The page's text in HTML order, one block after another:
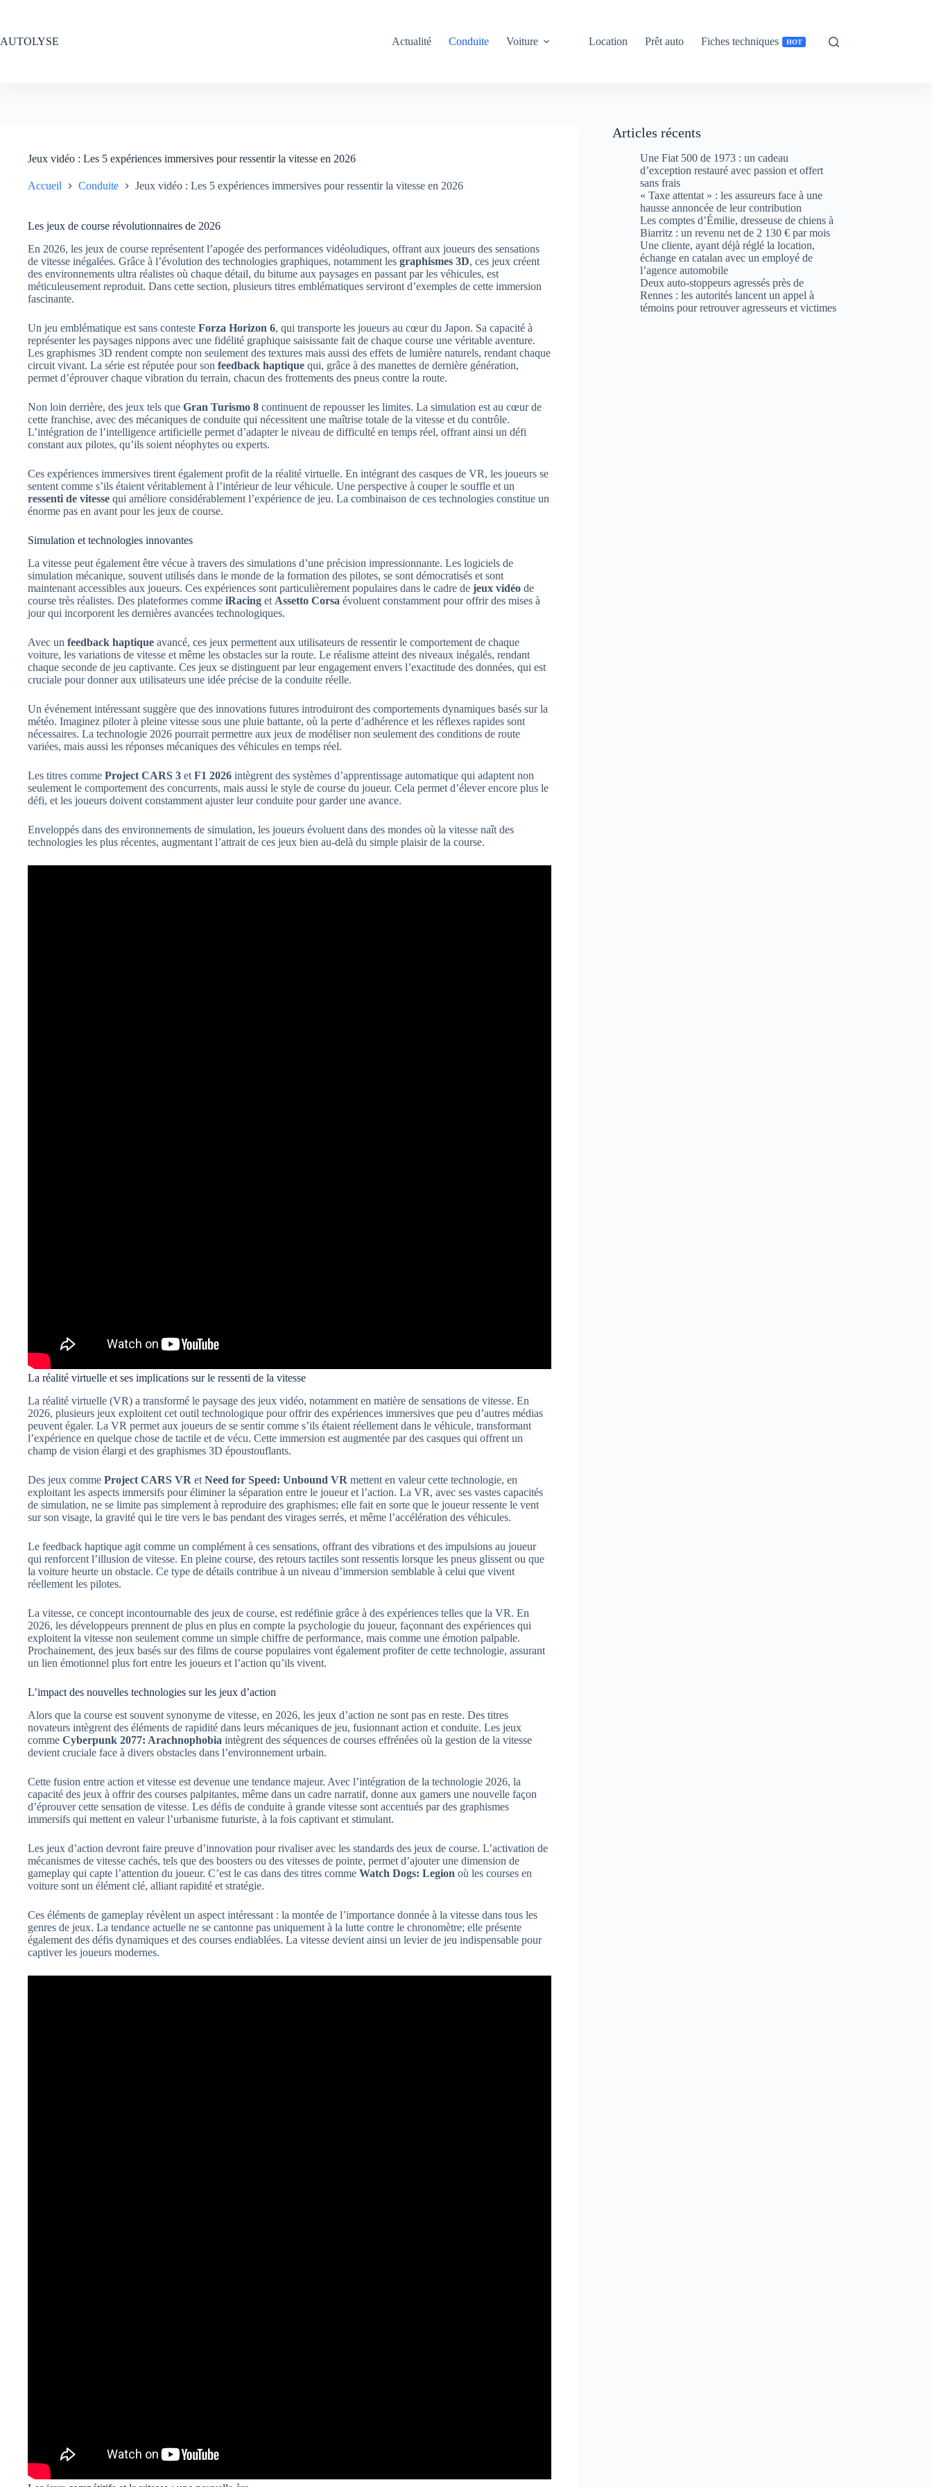
AUTOLYSE
Actualité Conduite Voiture Location Prêt auto Fiches techniques HOT
Jeux vidéo : Les 5 expériences immersives pour ressentir la vitesse en 2026
Accueil Conduite Jeux vidéo : Les 5 expériences immersives pour ressentir la vitesse en 2026
Les jeux de course révolutionnaires de 2026
En 2026, les jeux de course représentent l’apogée des performances vidéoludiques, offrant aux joueurs des sensations
de vitesse inégalées. Grâce à l’évolution des technologies graphiques, notamment les graphismes 3D, ces jeux créent
des environnements ultra réalistes où chaque détail, du bitume aux paysages en passant par les véhicules, est
méticuleusement reproduit. Dans cette section, plusieurs titres emblématiques serviront d’exemples de cette immersion
fascinante.
Un jeu emblématique est sans conteste Forza Horizon 6, qui transporte les joueurs au cœur du Japon. Sa capacité à
représenter les paysages nippons avec une fidélité graphique saisissante fait de chaque course une véritable aventure.
Les graphismes 3D rendent compte non seulement des textures mais aussi des effets de lumière naturels, rendant chaque
circuit vivant. La série est réputée pour son feedback haptique qui, grâce à des manettes de dernière génération,
permet d’éprouver chaque vibration du terrain, chacun des frottements des pneus contre la route.
Non loin derrière, des jeux tels que Gran Turismo 8 continuent de repousser les limites. La simulation est au cœur de
cette franchise, avec des mécaniques de conduite qui nécessitent une maîtrise totale de la vitesse et du contrôle.
L’intégration de l’intelligence artificielle permet d’adapter le niveau de difficulté en temps réel, offrant ainsi un défi
constant aux pilotes, qu’ils soient néophytes ou experts.
Ces expériences immersives tirent également profit de la réalité virtuelle. En intégrant des casques de VR, les joueurs se
sentent comme s’ils étaient véritablement à l’intérieur de leur véhicule. Une perspective à couper le souffle et un
ressenti de vitesse qui améliore considérablement l’expérience de jeu. La combinaison de ces technologies constitue un
énorme pas en avant pour les jeux de course.
Simulation et technologies innovantes
La vitesse peut également être vécue à travers des simulations d’une précision impressionnante. Les logiciels de
simulation mécanique, souvent utilisés dans le monde de la formation des pilotes, se sont démocratisés et sont
maintenant accessibles aux joueurs. Ces expériences sont particulièrement populaires dans le cadre de jeux vidéo de
course très réalistes. Des plateformes comme iRacing et Assetto Corsa évoluent constamment pour offrir des mises à
jour qui incorporent les dernières avancées technologiques.
Avec un feedback haptique avancé, ces jeux permettent aux utilisateurs de ressentir le comportement de chaque
voiture, les variations de vitesse et même les obstacles sur la route. Le réalisme atteint des niveaux inégalés, rendant
chaque seconde de jeu captivante. Ces jeux se distinguent par leur engagement envers l’exactitude des données, qui est
cruciale pour donner aux utilisateurs une idée précise de la conduite réelle.
Un événement intéressant suggère que des innovations futures introduiront des comportements dynamiques basés sur la
météo. Imaginez piloter à pleine vitesse sous une pluie battante, où la perte d’adhérence et les réflexes rapides sont
nécessaires. La technologie 2026 pourrait permettre aux jeux de modéliser non seulement des conditions de route
variées, mais aussi les réponses mécaniques des véhicules en temps réel.
Les titres comme Project CARS 3 et F1 2026 intègrent des systèmes d’apprentissage automatique qui adaptent non
seulement le comportement des concurrents, mais aussi le style de course du joueur. Cela permet d’élever encore plus le
défi, et les joueurs doivent constamment ajuster leur conduite pour garder une avance.
Enveloppés dans des environnements de simulation, les joueurs évoluent dans des mondes où la vitesse naît des
technologies les plus récentes, augmentant l’attrait de ces jeux bien au-delà du simple plaisir de la course.
La réalité virtuelle et ses implications sur le ressenti de la vitesse
La réalité virtuelle (VR) a transformé le paysage des jeux vidéo, notamment en matière de sensations de vitesse. En
2026, plusieurs jeux exploitent cet outil technologique pour offrir des expériences immersives que peu d’autres médias
peuvent égaler. La VR permet aux joueurs de se sentir comme s’ils étaient réellement dans le véhicule, transformant
l’expérience en quelque chose de tactile et de vécu. Cette immersion est augmentée par des casques qui offrent un
champ de vision élargi et des graphismes 3D époustouflants.
Des jeux comme Project CARS VR et Need for Speed: Unbound VR mettent en valeur cette technologie, en
exploitant les aspects immersifs pour éliminer la séparation entre le joueur et l’action. La VR, avec ses vastes capacités
de simulation, ne se limite pas simplement à reproduire des graphismes; elle fait en sorte que le joueur ressente le vent
sur son visage, la gravité qui le tire vers le bas pendant des virages serrés, et même l’accélération des véhicules.
Le feedback haptique agit comme un complément à ces sensations, offrant des vibrations et des impulsions au joueur
qui renforcent l’illusion de vitesse. En pleine course, des retours tactiles sont ressentis lorsque les pneus glissent ou que
la voiture heurte un obstacle. Ce type de détails contribue à un niveau d’immersion semblable à celui que vivent
réellement les pilotes.
La vitesse, ce concept incontournable des jeux de course, est redéfinie grâce à des expériences telles que la VR. En
2026, les développeurs prennent de plus en plus en compte la psychologie du joueur, façonnant des expériences qui
exploitent la vitesse non seulement comme un simple chiffre de performance, mais comme une émotion palpable.
Prochainement, des jeux basés sur des films de course populaires vont également profiter de cette technologie, assurant
un lien émotionnel plus fort entre les joueurs et l’action qu’ils vivent.
L’impact des nouvelles technologies sur les jeux d’action
Alors que la course est souvent synonyme de vitesse, en 2026, les jeux d’action ne sont pas en reste. Des titres
novateurs intègrent des éléments de rapidité dans leurs mécaniques de jeu, fusionnant action et conduite. Les jeux
comme Cyberpunk 2077: Arachnophobia intègrent des séquences de courses effrénées où la gestion de la vitesse
devient cruciale face à divers obstacles dans l’environnement urbain.
Cette fusion entre action et vitesse est devenue une tendance majeur. Avec l’intégration de la technologie 2026, la
capacité des jeux à offrir des courses palpitantes, même dans un cadre narratif, donne aux gamers une nouvelle façon
d’éprouver cette sensation de vitesse. Les défis de conduite à grande vitesse sont accentués par des graphismes
immersifs qui mettent en valeur l’urbanisme futuriste, à la fois captivant et stimulant.
Les jeux d’action devront faire preuve d’innovation pour rivaliser avec les standards des jeux de course. L’activation de
mécanismes de vitesse cachés, tels que des boosters ou des vitesses de pointe, permet d’ajouter une dimension de
gameplay qui capte l’attention du joueur. C’est le cas dans des titres comme Watch Dogs: Legion où les courses en
voiture sont un élément clé, alliant rapidité et stratégie.
Ces éléments de gameplay révèlent un aspect intéressant : la montée de l’importance donnée à la vitesse dans tous les
genres de jeux. La tendance actuelle ne se cantonne pas uniquement à la lutte contre le chronomètre; elle présente
également des défis dynamiques et des courses endiablées. La vitesse devient ainsi un levier de jeu indispensable pour
captiver les joueurs modernes.
Articles récents
Une Fiat 500 de 1973 : un cadeau
d’exception restauré avec passion et offert
sans frais
« Taxe attentat » : les assureurs face à une
hausse annoncée de leur contribution
Les comptes d’Émilie, dresseuse de chiens à
Biarritz : un revenu net de 2 130 € par mois
Une cliente, ayant déjà réglé la location,
échange en catalan avec un employé de
l’agence automobile
Deux auto-stoppeurs agressés près de
Rennes : les autorités lancent un appel à
témoins pour retrouver agresseurs et victimes